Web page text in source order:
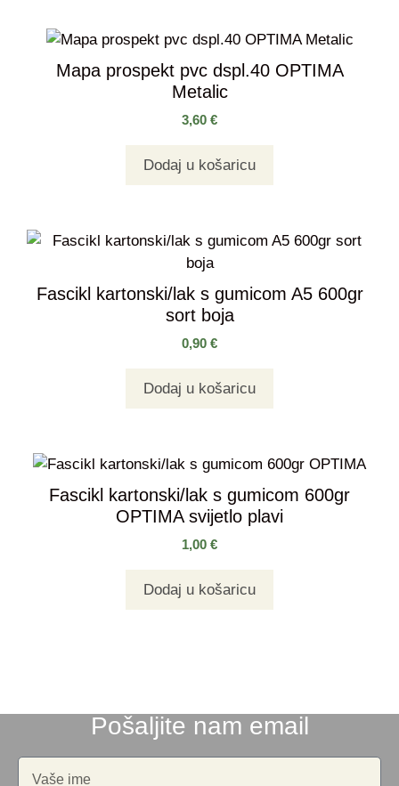
Mapa prospekt pvc dspl.40 OPTIMA
Metalic
3,60 €
Dodaj u košaricu
Fascikl kartonski/lak s gumicom A5 600gr
sort boja
0,90 €
Dodaj u košaricu
Fascikl kartonski/lak s gumicom 600gr
OPTIMA svijetlo plavi
1,00 €
Dodaj u košaricu
Pošaljite nam email